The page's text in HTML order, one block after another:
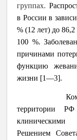
группах.
в России в
% (12 лет) до
100 %.
причинами
функцию
жизни [1―3].
территории
Решением